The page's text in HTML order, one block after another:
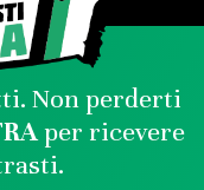
Non perderti
per ricevere